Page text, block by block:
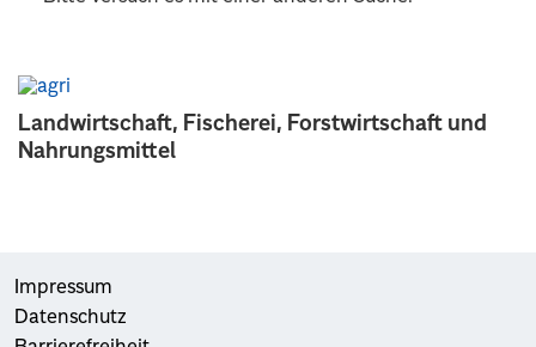
Landwirtschaft, Fischerei, Forstwirtschaft und
Nahrungsmittel
Impressum
Datenschutz